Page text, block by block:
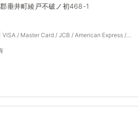
垂井町綾戸不破ノ初468-1
VISA / Master Card / JCB / American Express /